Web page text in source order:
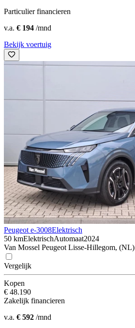
Particulier financieren
v.a. € 194 /mnd
Bekijk voertuig
Peugeot e-3008Elektrisch
50 kmElektrischAutomaat2024
Van Mossel Peugeot Lisse-Hillegom, (NL)
Vergelijk
Kopen
€ 48.190
Zakelijk financieren
v.a. € 592 /mnd